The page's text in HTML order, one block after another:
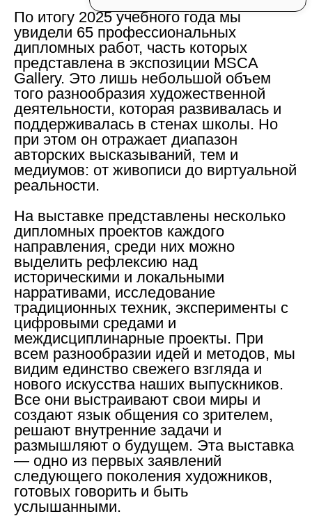
По итогу 2025 учебного года мы
увидели 65 профессиональных
дипломных работ, часть которых
представлена в экспозиции MSCA
Gallery. Это лишь небольшой объем
того разнообразия художественной
деятельности, которая развивалась и
поддерживалась в стенах школы. Но
при этом он отражает диапазон
авторских высказываний, тем и
медиумов: от живописи до виртуальной
реальности.
На выставке представлены несколько
дипломных проектов каждого
направления, cреди них можно
выделить рефлексию над
историческими и локальными
нарративами, исследование
традиционных техник, эксперименты с
цифровыми средами и
междисциплинарные проекты. При
всем разнообразии идей и методов, мы
видим единство свежего взгляда и
нового искусства наших выпускников.
Все они выстраивают свои миры и
создают язык общения со зрителем,
решают внутренние задачи и
размышляют о будущем. Эта выставка
— одно из первых заявлений
следующего поколения художников,
готовых говорить и быть
услышанными.